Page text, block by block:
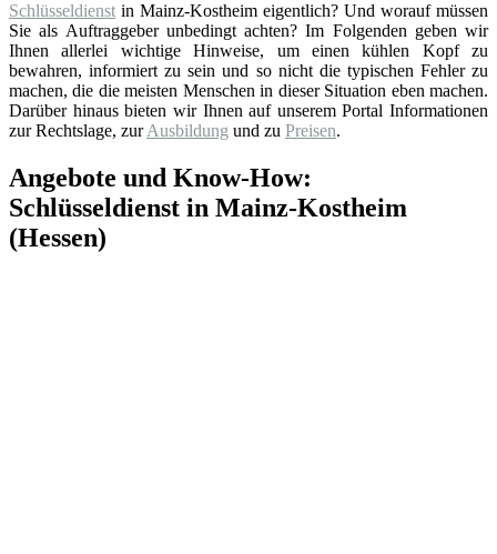
Schlüsseldienst in Mainz-Kostheim eigentlich? Und worauf müssen
Sie als Auftraggeber unbedingt achten? Im Folgenden geben wir
Ihnen allerlei wichtige Hinweise, um einen kühlen Kopf zu
bewahren, informiert zu sein und so nicht die typischen Fehler zu
machen, die die meisten Menschen in dieser Situation eben machen.
Darüber hinaus bieten wir Ihnen auf unserem Portal Informationen
zur Rechtslage, zurAusbildung und zu Preisen.
Angebote und Know-How:
Schlüsseldienst in Mainz-Kostheim
(Hessen)